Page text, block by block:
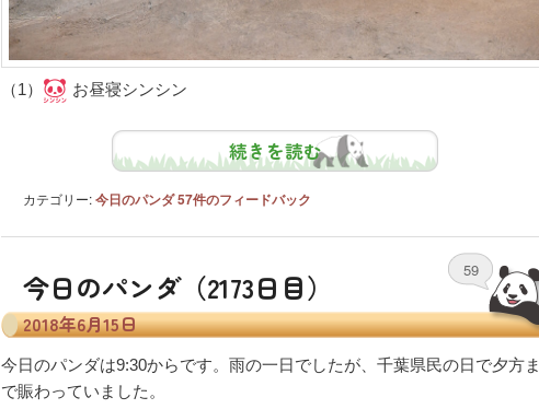
（1） お昼寝シンシン
続きを読む
カテゴリー:今日のパンダ57件のフィードバック
今日のパンダ（2173日目）
2018年6月15日
59
今日のパンダは9:30からです。雨の一日でしたが、千葉県民の日で夕方ま
で賑わっていました。